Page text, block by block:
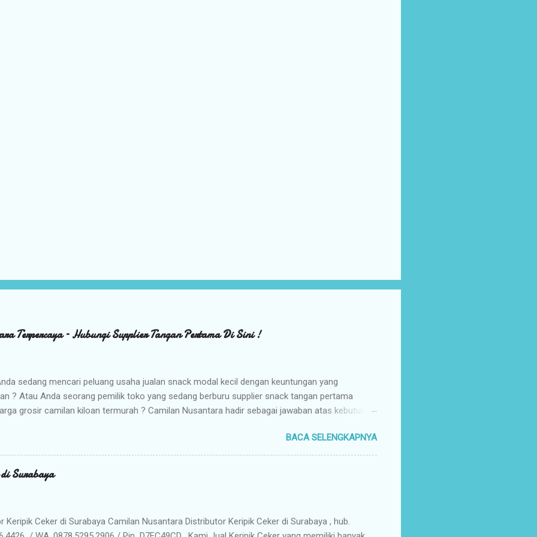
Terpercaya – Hubungi Supplier Tangan Pertama Di Sini !
sedang mencari peluang usaha jualan snack modal kecil dengan keuntungan yang
? Atau Anda seorang pemilik toko yang sedang berburu supplier snack tangan pertama
grosir camilan kiloan termurah ? Camilan Nusantara hadir sebagai jawaban atas kebutuhan
dan camilan kering berkualitas premium langsung dari gudang pusat (tangan pertama).
Camilan Nusantara sebagai Mitra Bisnis Anda ? Harga Grosir Tangan Pertama : Karena
distributor utama, Anda mendapatkan jaminan harga termurah untuk memaksimalkan margin
Anda saat dijual kembali. Kualitas & Rasa Terjamin : Produk dikemas secara higienis, renyah,
BACA SELENGKAPNYA
Surabaya
Keripik Ceker di Surabaya Camilan Nusantara Distributor Keripik Ceker di Surabaya , hub.